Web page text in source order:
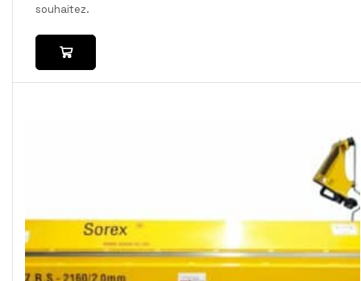
souhaitez.